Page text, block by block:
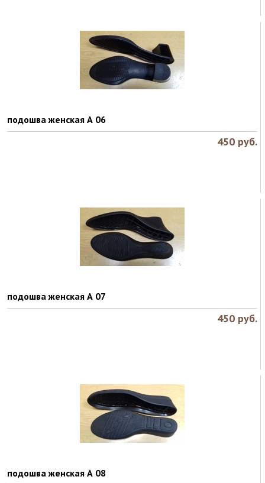
подошва женская А 06
450 руб.
подошва женская А 07
450 руб.
подошва женская А 08